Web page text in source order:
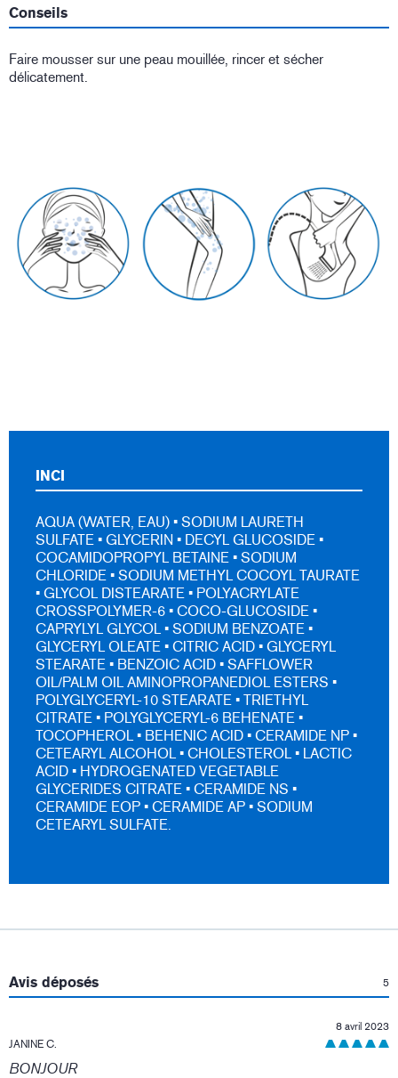
Conseils
Faire mousser sur une peau mouillée, rincer et sécher
délicatement.
INCI
AQUA (WATER, EAU) • SODIUM LAURETH
SULFATE • GLYCERIN • DECYL GLUCOSIDE •
COCAMIDOPROPYL BETAINE • SODIUM
CHLORIDE • SODIUM METHYL COCOYL TAURATE
• GLYCOL DISTEARATE • POLYACRYLATE
CROSSPOLYMER-6 • COCO-GLUCOSIDE •
CAPRYLYL GLYCOL • SODIUM BENZOATE •
GLYCERYL OLEATE • CITRIC ACID • GLYCERYL
STEARATE • BENZOIC ACID • SAFFLOWER
OIL/PALM OIL AMINOPROPANEDIOL ESTERS •
POLYGLYCERYL-10 STEARATE • TRIETHYL
CITRATE • POLYGLYCERYL-6 BEHENATE •
TOCOPHEROL • BEHENIC ACID • CERAMIDE NP •
CETEARYL ALCOHOL • CHOLESTEROL • LACTIC
ACID • HYDROGENATED VEGETABLE
GLYCERIDES CITRATE • CERAMIDE NS •
CERAMIDE EOP • CERAMIDE AP • SODIUM
CETEARYL SULFATE.
Avis déposés: 5
JANINE C.
8 avril 2023
BONJOUR